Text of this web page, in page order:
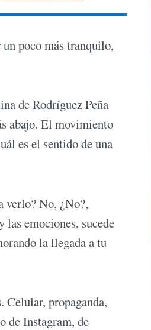
poco más tranquilo,
de Rodríguez Peña
abajo. El movimiento
es el sentido de una
verlo? No, ¿No?,
las emociones, sucede
la llegada a tu
Celular, propaganda,
de Instagram, de